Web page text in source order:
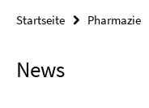
Startseite Pharmazie
News